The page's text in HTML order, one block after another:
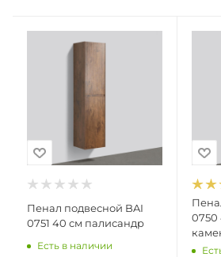
Пенал подвесной BAI
0751 40 cм палисандр
Есть в наличии
0750